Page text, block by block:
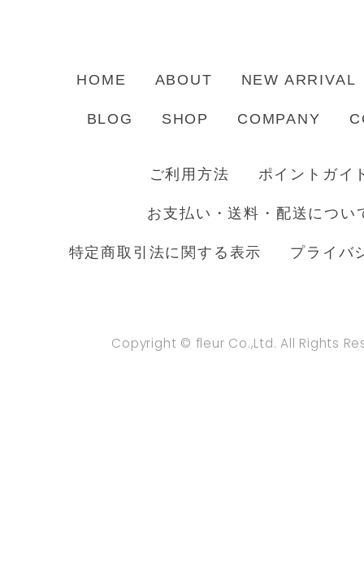
HOME ABOUT NEW ARRIVAL
BLOG SHOP COMPANY
ご利用方法 ポイントガイ
お支払い・送料・配送につい
特定商取引法に関する表示 プライバ
Copyright © fleur Co.,Ltd. All Rights